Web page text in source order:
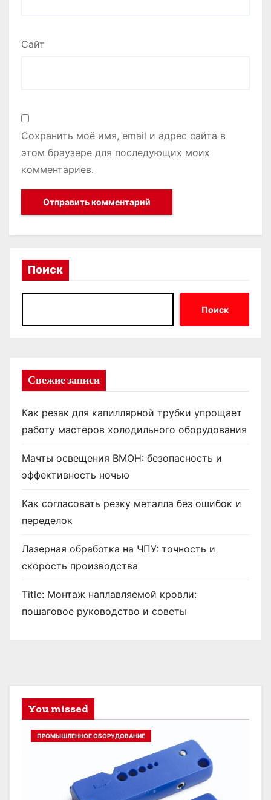
Сайт
Сохранить моё имя, email и адрес сайта в
этом браузере для последующих моих
комментариев.
Поиск
Поиск
Свежие записи
Как резак для капиллярной трубки упрощает
работу мастеров холодильного оборудования
Мачты освещения ВМОН: безопасность и
эффективность ночью
Как согласовать резку металла без ошибок и
переделок
Лазерная обработка на ЧПУ: точность и
скорость производства
Title: Монтаж наплавляемой кровли:
пошаговое руководство и советы
You missed
ПРОМЫШЛЕННОЕ ОБОРУДОВАНИЕ